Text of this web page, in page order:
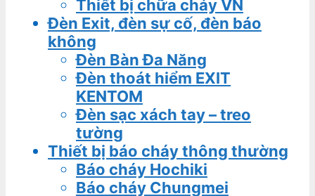
Thiết bị chữa cháy VN
Đèn Exit, đèn sự cố, đèn báo
không
Đèn Bàn Đa Năng
Đèn thoát hiểm EXIT
KENTOM
Đèn sạc xách tay – treo
tường
Thiết bị báo cháy thông thường
Báo cháy Hochiki
Báo cháy Chungmei